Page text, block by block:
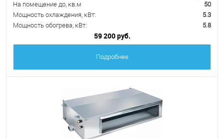
На помещение до, кв.м
50
Мощность охлаждения, кВт:
5.3
Мощность обогрева, кВт:
5.8
59 200 руб.
Подробнее